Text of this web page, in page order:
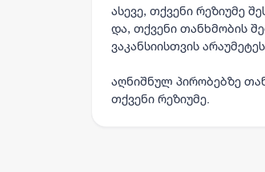
ასევე, თქვენი რეზიუმე
და, თქვენი თანხმობის
ვაკანსიისთვის
აღნიშნულ პირობებზე
თქვენი რეზიუმე.